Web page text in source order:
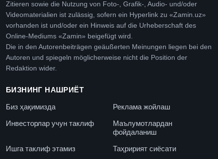
Zitieren sowie die Nutzung von Foto-, Grafik-, Audio- und/oder
Videomaterialien ist zulässig, sofern ein Hyperlink zu «Zamin.uz»
vorhanden ist und/oder ein Hinweis auf die Urheberschaft des
Online-Mediums «Zamin» beigefügt wird.
Die in den Autorenbeiträgen geäußerten Meinungen liegen bei den
Autoren und spiegeln möglicherweise nicht die Position der
Redaktion wider.
БИЗНИНГ НАШРИЁТ
Биз ҳақимизда
Реклама жойлаш
Инвесторлар учун таклиф
Маълумотлардан
фойдаланиш
Ишга таклиф этамиз
Таҳририят сиёсати